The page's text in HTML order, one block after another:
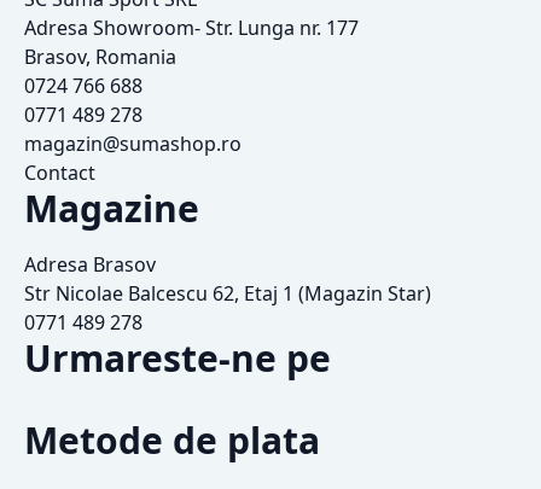
Adresa Showroom- Str. Lunga nr. 177
Brasov, Romania
0724 766 688
0771 489 278
magazin@sumashop.ro
Contact
Magazine
Adresa Brasov
Str Nicolae Balcescu 62, Etaj 1 (Magazin Star)
0771 489 278
Urmareste-ne pe
Metode de plata